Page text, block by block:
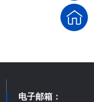
电子邮箱：